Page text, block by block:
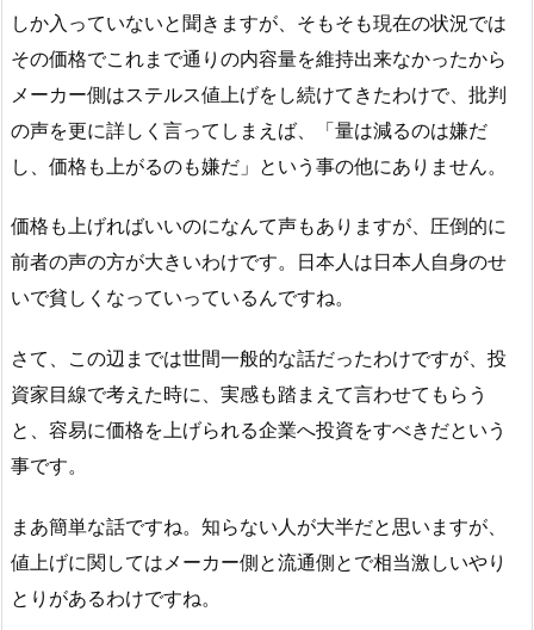
しか入っていないと聞きますが、そもそも現在の状況では
その価格でこれまで通りの内容量を維持出来なかったから
メーカー側はステルス値上げをし続けてきたわけで、批判
の声を更に詳しく言ってしまえば、「量は減るのは嫌だ
し、価格も上がるのも嫌だ」という事の他にありません。
価格も上げればいいのになんて声もありますが、圧倒的に
前者の声の方が大きいわけです。日本人は日本人自身のせ
いで貧しくなっていっているんですね。
さて、この辺までは世間一般的な話だったわけですが、投
資家目線で考えた時に、実感も踏まえて言わせてもらう
と、容易に価格を上げられる企業へ投資をすべきだという
事です。
まあ簡単な話ですね。知らない人が大半だと思いますが、
値上げに関してはメーカー側と流通側とで相当激しいやり
とりがあるわけですね。